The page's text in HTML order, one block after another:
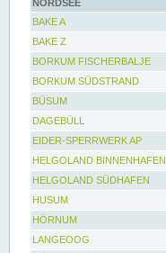
NORDSEE
BAKE A
BAKE Z
BORKUM FISCHERBALJE
BORKUM SÜDSTRAND
BÜSUM
DAGEBÜLL
EIDER-SPERRWERK AP
HELGOLAND BINNENHAFEN
HELGOLAND SÜDHAFEN
HUSUM
HÖRNUM
LANGEOOG